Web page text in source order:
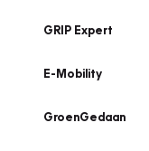
GRIP Expert
E-Mobility
GroenGedaan